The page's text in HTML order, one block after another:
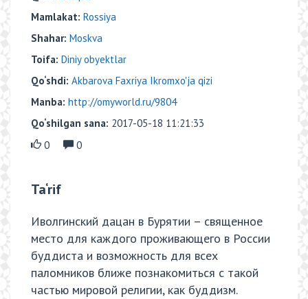
Mamlakat: Rossiya
Shahar: Moskva
Toifa: Diniy obyektlar
Qo‘shdi: Akbarova Faxriya Ikromxo'ja qizi
Manba: http://omyworld.ru/9804
Qo‘shilgan sana: 2017-05-18 11:21:33
0
0
Ta‘rif
Иволгинский дацан в Бурятии – священное
место для каждого проживающего в России
буддиста и возможность для всех
паломников ближе познакомиться с такой
частью мировой религии, как буддизм.